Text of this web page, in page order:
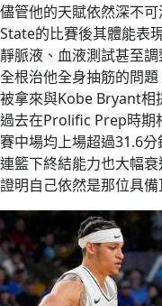
儘管他的天賦依然深不
State的比賽後其體能表
靜脈液、血液測試甚至
全根治他全身抽筋的問
被拿來與Kobe Bryant相
過去在Prolific Prep時期
賽中場均上場超過31.6
連籃下終結能力也大幅
證明自己依然是那位具